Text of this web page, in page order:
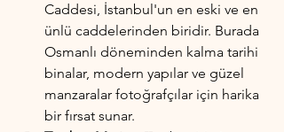
Caddesi, İstanbul'un en eski ve en
ünlü caddelerinden biridir. Burada
Osmanlı döneminden kalma tarihi
binalar, modern yapılar ve güzel
manzaralar fotoğrafçılar için harika
bir fırsat sunar.